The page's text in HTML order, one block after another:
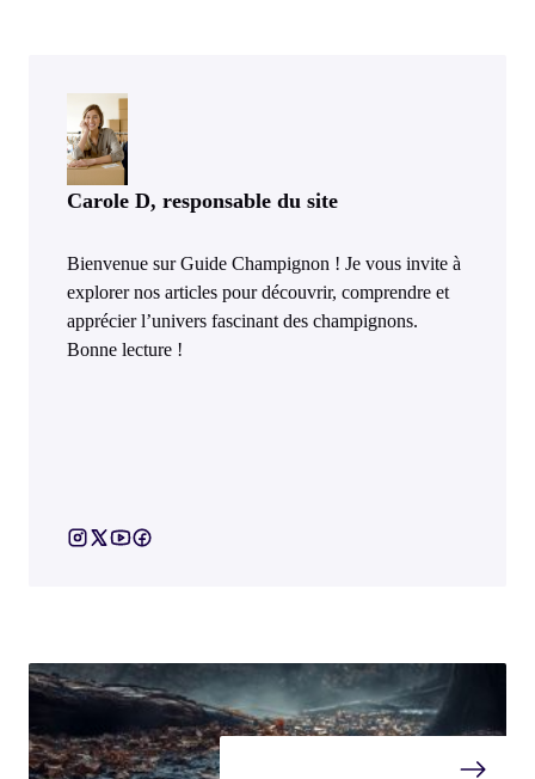
Carole D, responsable du site
Bienvenue sur Guide Champignon ! Je vous invite à
explorer nos articles pour découvrir, comprendre et
apprécier l’univers fascinant des champignons.
Bonne lecture !